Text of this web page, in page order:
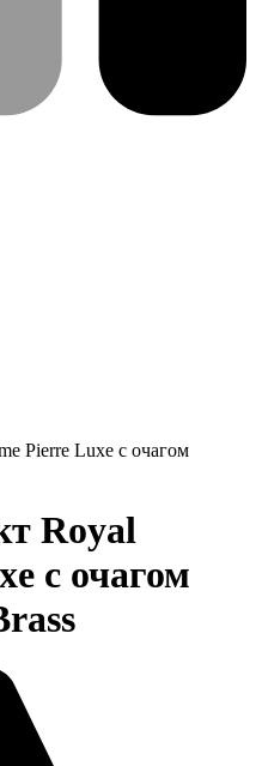
Pierre Luxe с очагом
Royal
с очагом